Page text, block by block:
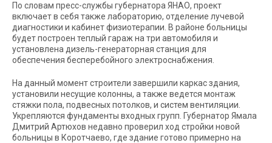
По словам пресс-службы губернатора ЯНАО, проект
включает в себя также лабораторию, отделение лучевой
диагностики и кабинет физиотерапии. В районе больницы
будет построен теплый гараж на три автомобиля и
установлена дизель-генераторная станция для
обеспечения бесперебойного электроснабжения.
На данный момент строители завершили каркас здания,
установили несущие колонны, а также ведется монтаж
стяжки пола, подвесных потолков, и систем вентиляции.
Укрепляются фундаменты входных групп. Губернатор Ямала
Дмитрий Артюхов недавно проверил ход стройки новой
больницы в Коротчаево, где здание готово примерно на